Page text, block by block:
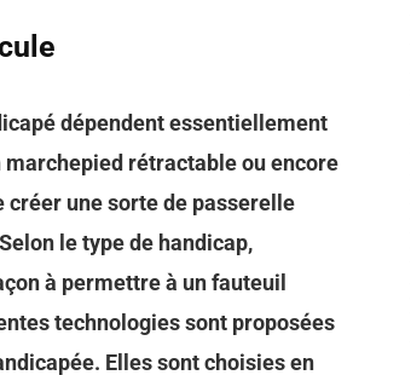
dépendent essentiellement
marchepied rétractable ou encore
une sorte de passerelle
le type de handicap,
à permettre à un fauteuil
technologies sont proposées
Elles sont choisies en